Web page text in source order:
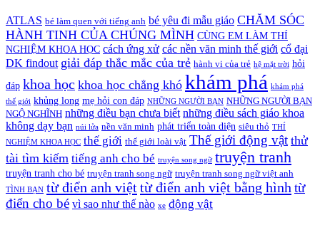
ATLAS bé làm quen với tiếng anh bé yêu đi mẫu giáo CHĂM SÓC
HÀNH TINH CỦA CHÚNG MÌNH CÙNG EM LÀM THÍ
NGHIỆM KHOA HỌC cách ứng xử các nền văn minh thế giới cổ đại
DK findout giải đáp thắc mắc của trẻ hành vi của trẻ hệ mặt trời hỏi
đáp khoa học khoa học chẳng khó khám phá khám phá
thế giới khủng long mẹ hỏi con đáp NHỮNG NGƯỜI BẠN NHỮNG NGƯỜI BẠN
NGỘ NGHĨNH những điều bạn chưa biết những điều sách giáo khoa
không dạy bạn núi lửa nền văn minh phát triển toàn diện siêu thỏ THÍ
NGHIỆM KHOA HỌC thế giới thế giới loài vật Thế giới động vật thử
tài tìm kiếm tiếng anh cho bé truyện song ngữ truyện tranh
truyện tranh cho bé truyện tranh song ngữ truyện tranh song ngữ việt anh
TÌNH BẠN từ điển anh việttừ điển anh việt bằng hình từ
điển cho bé vì sao như thế nào xe động vật